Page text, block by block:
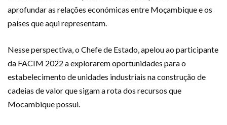
aprofundar as relações económicas entre Moçambique e os
países que aqui representam.
Nesse perspectiva, o Chefe de Estado, apelou ao participante
da FACIM 2022 a explorarem oportunidades para o
estabelecimento de unidades industriais na construção de
cadeias de valor que sigam a rota dos recursos que
Mocambique possui.